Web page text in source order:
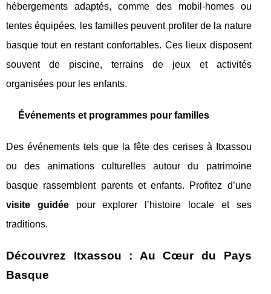
hébergements adaptés, comme des mobil-homes ou
tentes équipées, les familles peuvent profiter de la nature
basque tout en restant confortables. Ces lieux disposent
souvent de piscine, terrains de jeux et activités
organisées pour les enfants.
Événements et programmes pour familles
Des événements tels que la fête des cerises à Itxassou
ou des animations culturelles autour du patrimoine
basque rassemblent parents et enfants. Profitez d’une
visite guidéepour explorer l’histoire locale et ses
traditions.
Découvrez Itxassou : Au Cœur du Pays
Basque